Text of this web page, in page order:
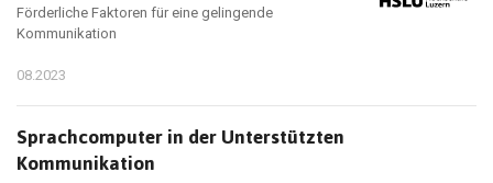
Förderliche Faktoren für eine gelingende
Kommunikation
08.2023
Sprachcomputer in der Unterstützten
Kommunikation